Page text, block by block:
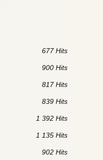
677 Hits
900 Hits
817 Hits
839 Hits
1 392 Hits
1 135 Hits
902 Hits